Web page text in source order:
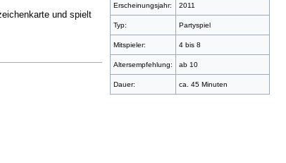
Erscheinungsjahr: 2011
Typ: Partyspiel
Mitspieler: 4 bis 8
Altersempfehlung: ab 10
Dauer: ca. 45 Minuten
und spielt